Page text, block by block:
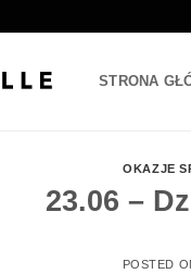
STRONA
OKAZJE
23.06 –
POSTED